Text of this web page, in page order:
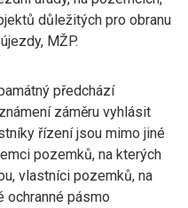
důležitých pro obranu
MŽP.
předchází
záměru vyhlásit
řízení jsou mimo jiné
pozemků, na kterých
vlastníci pozemků, na
ochranné pásmo